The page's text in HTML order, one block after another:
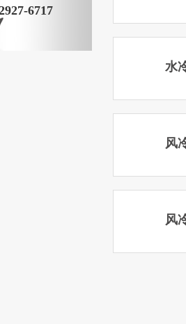
6717
水
风
风